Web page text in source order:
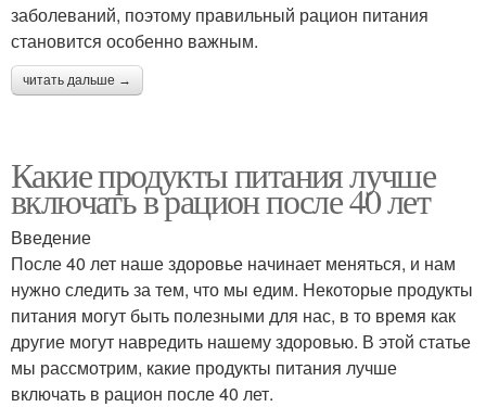
заболеваний, поэтому правильный рацион питания
становится особенно важным.
читать дальше →
Какие продукты питания лучше
включать в рацион после 40 лет
Введение
После 40 лет наше здоровье начинает меняться, и нам
нужно следить за тем, что мы едим. Некоторые продукты
питания могут быть полезными для нас, в то время как
другие могут навредить нашему здоровью. В этой статье
мы рассмотрим, какие продукты питания лучше
включать в рацион после 40 лет.